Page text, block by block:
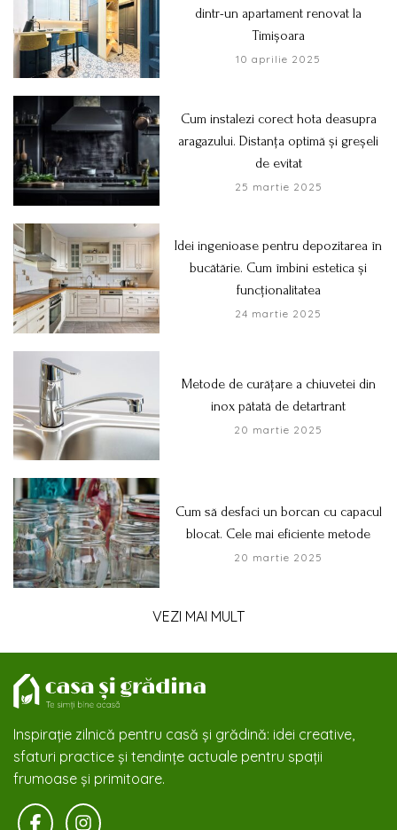
dintr-un apartament renovat la
Timișoara
10 aprilie 2025
Cum instalezi corect hota deasupra
aragazului. Distanța optimă și greșeli
de evitat
25 martie 2025
Idei ingenioase pentru depozitarea în
bucătărie. Cum îmbini estetica și
funcționalitatea
24 martie 2025
Metode de curățare a chiuvetei din
inox pătată de detartrant
20 martie 2025
Cum să desfaci un borcan cu capacul
blocat. Cele mai eficiente metode
20 martie 2025
VEZI MAI MULT
Inspirație zilnică pentru casă și grădină: idei creative,
sfaturi practice și tendințe actuale pentru spații
frumoase și primitoare.